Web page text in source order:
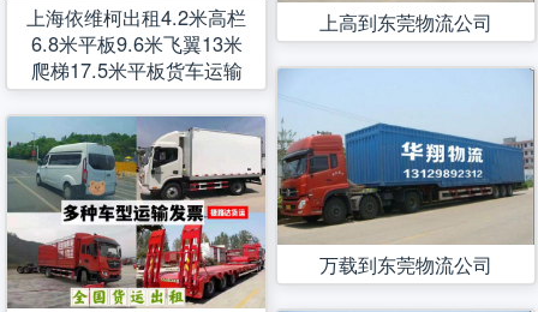
上海依维柯出租4.2米高栏
6.8米平板9.6米飞翼13米
爬梯17.5米平板货车运输
上高到东莞物流公司
万载到东莞物流公司